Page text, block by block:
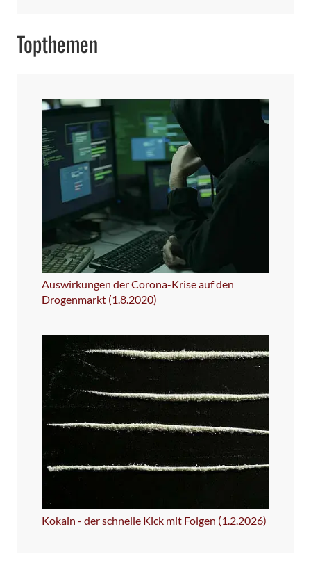
Topthemen
Auswirkungen der Corona-Krise auf den
Drogenmarkt (1.8.2020)
Kokain - der schnelle Kick mit Folgen (1.2.2026)